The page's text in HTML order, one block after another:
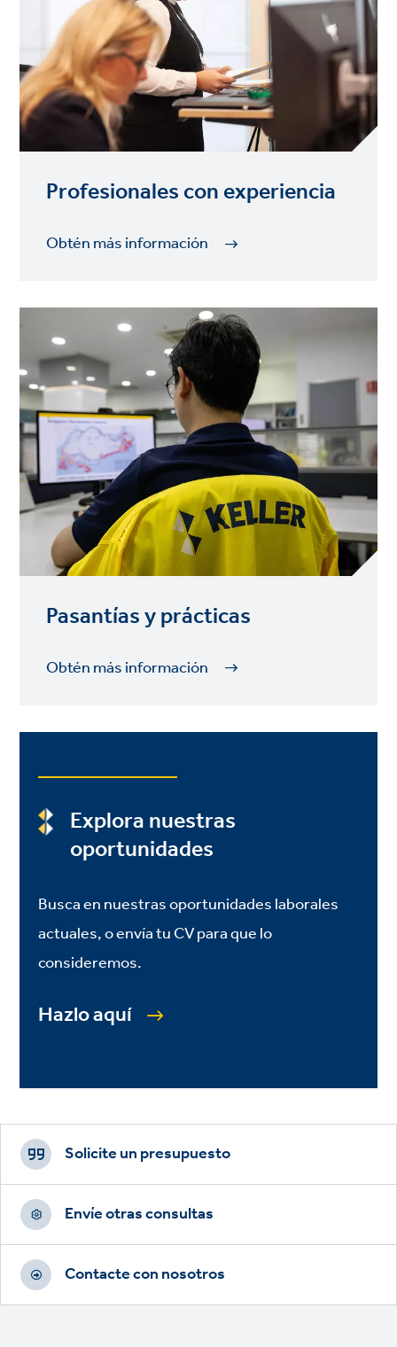
Profesionales con experiencia
Obtén más información
Pasantías y prácticas
Obtén más información
Explora nuestras
oportunidades
Busca en nuestras oportunidades laborales
actuales, o envía tu CV para que lo
consideremos.
Hazlo aquí
Footer
CTAs
Solicite un presupuesto
Envíe otras consultas
Contacte con nosotros